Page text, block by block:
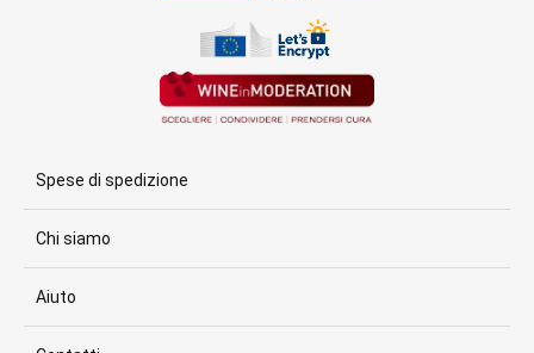
Spese di spedizione
Chi siamo
Aiuto